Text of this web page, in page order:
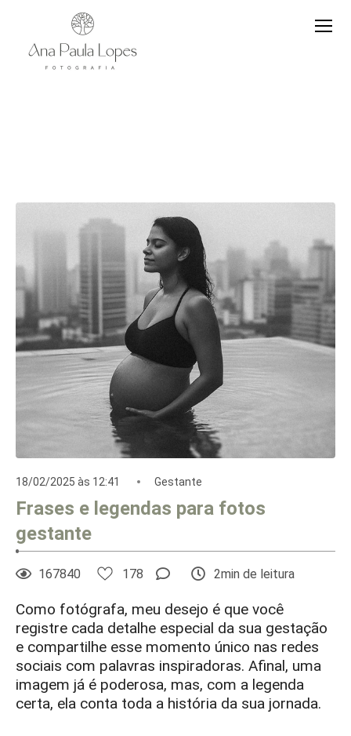
18/02/2025 às 12:41 Gestante
Frases e legendas para fotos
gestante
167840 178 2min de leitura
Como fotógrafa, meu desejo é que você
registre cada detalhe especial da sua gestação
e compartilhe esse momento único nas redes
sociais com palavras inspiradoras. Afinal, uma
imagem já é poderosa, mas, com a legenda
certa, ela conta toda a história da sua jornada.